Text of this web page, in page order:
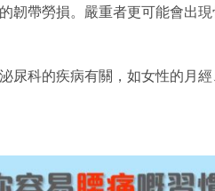
韌帶勞損。嚴重者更可能會出
尿科的疾病有關，如女性的月經